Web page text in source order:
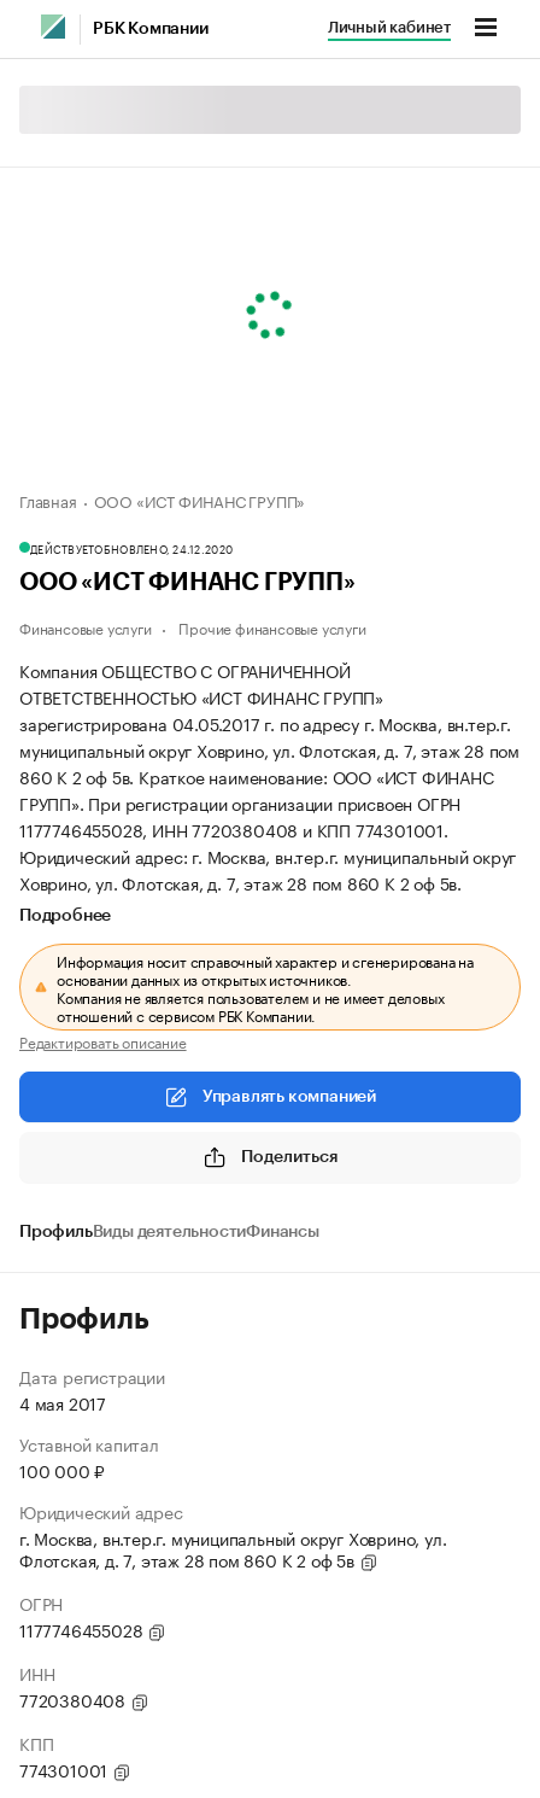
РБК Компании Личный кабинет
Главная ООО «ИСТ ФИНАНС ГРУПП»
ДЕЙСТВУЕТОБНОВЛЕНО, 24.12.2020
ООО «ИСТ ФИНАНС ГРУПП»
Финансовые услуги Прочие финансовые услуги
Компания ОБЩЕСТВО С ОГРАНИЧЕННОЙ
ОТВЕТСТВЕННОСТЬЮ «ИСТ ФИНАНС ГРУПП»
зарегистрирована 04.05.2017 г. по адресу г. Москва, вн.тер.г.
муниципальный округ Ховрино, ул. Флотская, д. 7, этаж 28 пом
860 К 2 оф 5в. Краткое наименование: ООО «ИСТ ФИНАНС
ГРУПП». При регистрации организации присвоен ОГРН
1177746455028, ИНН 7720380408 и КПП 774301001.
Юридический адрес: г. Москва, вн.тер.г. муниципальный округ
Ховрино, ул. Флотская, д. 7, этаж 28 пом 860 К 2 оф 5в.
Подробнее
Информация носит справочный характер и сгенерирована на
основании данных из открытых источников.
Компания не является пользователем и не имеет деловых
отношений с сервисом РБК Компании.
Редактировать описание
Управлять компанией
Поделиться
ПрофильВиды деятельностиФинансы
Профиль
Дата регистрации
4 мая 2017
Уставной капитал
100 000 ₽
Юридический адрес
г. Москва, вн.тер.г. муниципальный округ Ховрино, ул.
Флотская, д. 7, этаж 28 пом 860 К 2 оф 5в
ОГРН
1177746455028
ИНН
7720380408
КПП
774301001